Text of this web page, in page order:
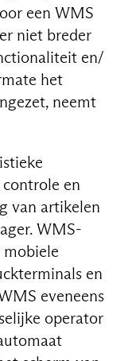
een WMS
niet breder
en/
het
neemt
en
van artikelen
WMS-
en
eveneens
operator